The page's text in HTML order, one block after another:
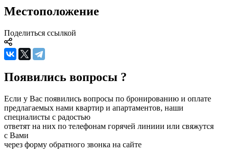
Местоположение
Поделиться ссылкой
Появились вопросы ?
Если у Вас появились вопросы по бронированию и оплате
предлагаемых нами квартир и апартаментов, наши
специалисты с радостью
ответят на них по телефонам горячей линиии или свяжутся
с Вами
через форму обратного звонка на сайте